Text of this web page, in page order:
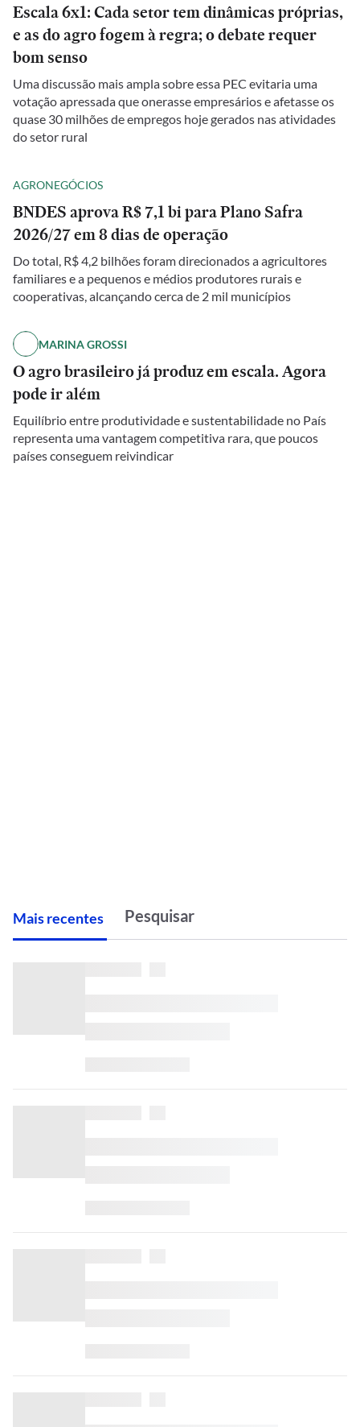
Escala 6x1: Cada setor tem dinâmicas próprias,
e as do agro fogem à regra; o debate requer
bom senso
Uma discussão mais ampla sobre essa PEC evitaria uma
votação apressada que onerasse empresários e afetasse os
quase 30 milhões de empregos hoje gerados nas atividades
do setor rural
AGRONEGÓCIOS
BNDES aprova R$ 7,1 bi para Plano Safra
2026/27 em 8 dias de operação
Do total, R$ 4,2 bilhões foram direcionados a agricultores
familiares e a pequenos e médios produtores rurais e
cooperativas, alcançando cerca de 2 mil municípios
MARINA GROSSI
O agro brasileiro já produz em escala. Agora
pode ir além
Equilíbrio entre produtividade e sustentabilidade no País
representa uma vantagem competitiva rara, que poucos
países conseguem reivindicar
Mais recentes